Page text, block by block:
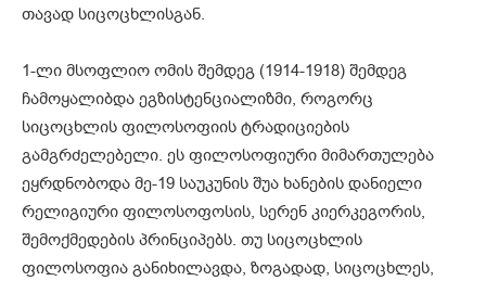
თავად სიცოცხლისგან.
1-ლი მსოფლიო ომის შემდეგ (1914-1918) შემდეგ
ჩამოყალიბდა ეგზისტენციალიზმი, როგორც
სიცოცხლის ფილოსოფიის ტრადიციების
გამგრძელებელი. ეს ფილოსოფიური მიმართულება
ეყრდნობოდა მე-19 საუკუნის შუა ხანების დანიელი
რელიგიური ფილოსოფოსის, სერენ კიერკეგორის,
შემოქმედების პრინციპებს. თუ სიცოცხლის
ფილოსოფია განიხილავდა, ზოგადად, სიცოცხლეს,